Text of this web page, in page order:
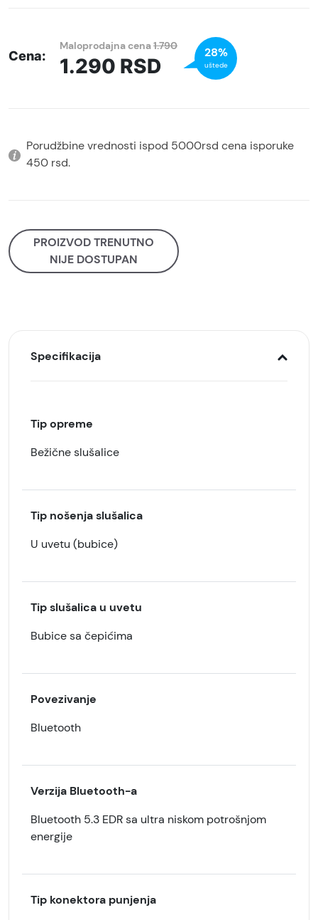
Cena:
Maloprodajna cena1.790
1.290 RSD
28%
uštede
Porudžbine vrednosti ispod 5000rsd cena isporuke
450 rsd.
PROIZVOD TRENUTNO
NIJE DOSTUPAN
Specifikacija
Tip opreme
Bežične slušalice
Tip nošenja slušalica
U uvetu (bubice)
Tip slušalica u uvetu
Bubice sa čepićima
Povezivanje
Bluetooth
Verzija Bluetooth-a
Bluetooth 5.3 EDR sa ultra niskom potrošnjom
energije
Tip konektora punjenja